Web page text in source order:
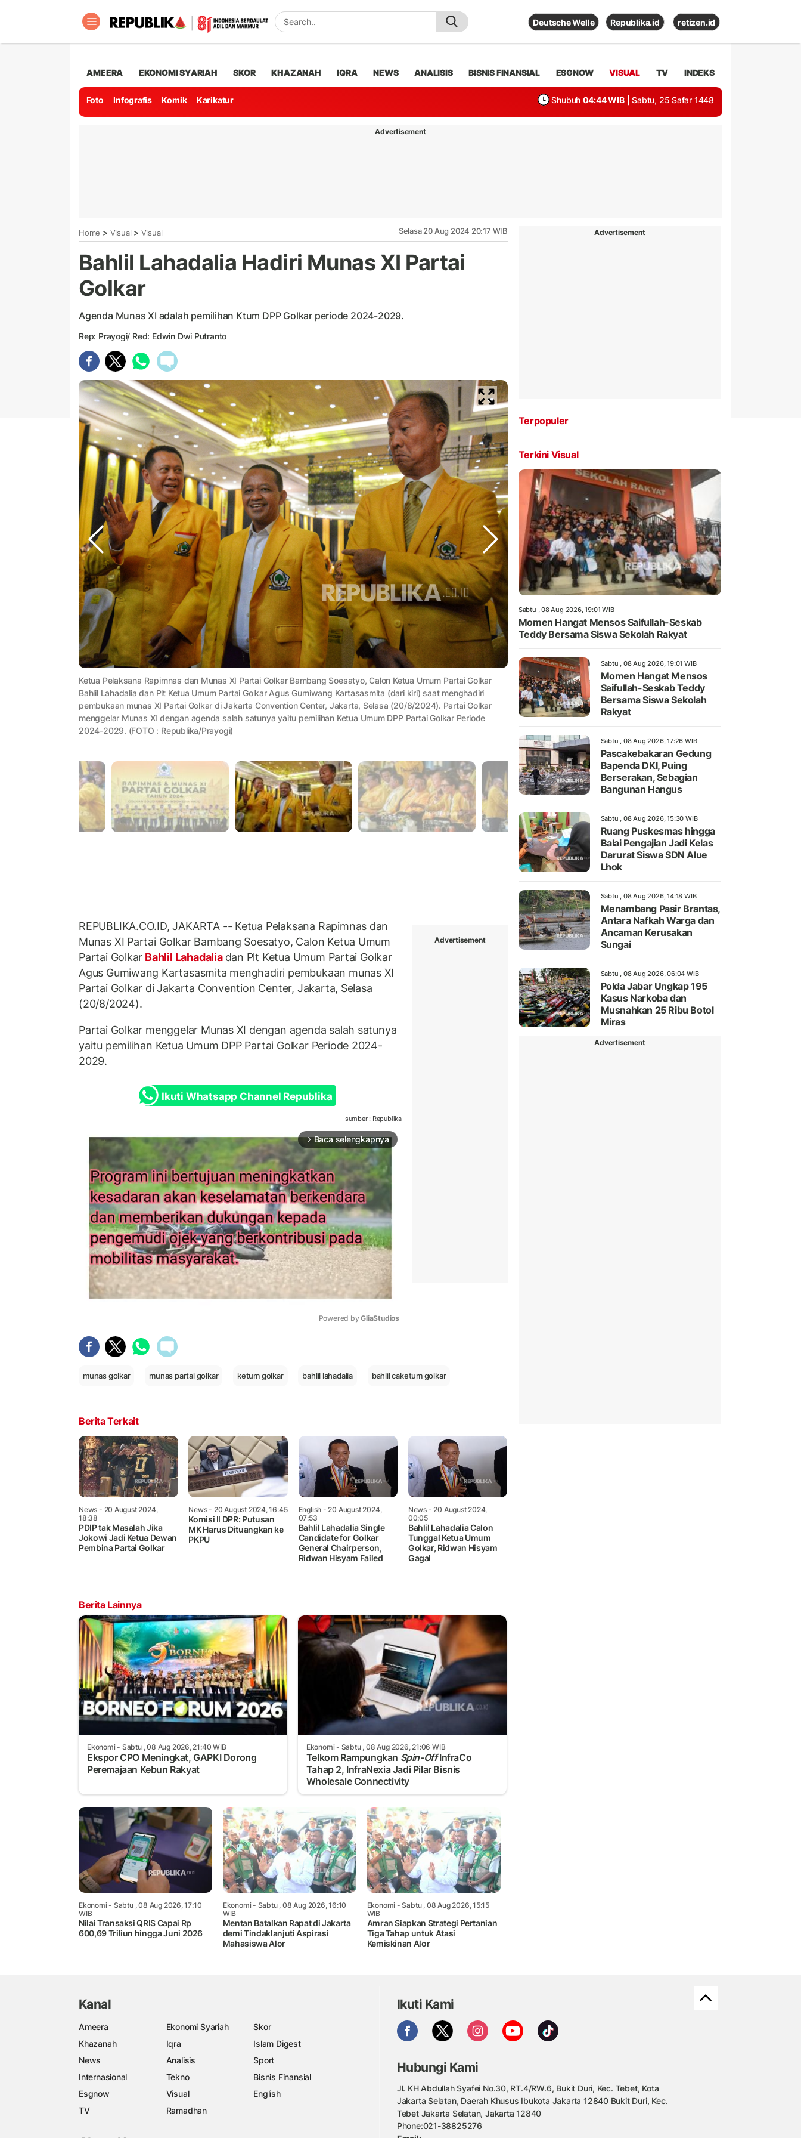
Deutsche Welle Republika.id retizen.id
AMEERA EKONOMI SYARIAH SKOR KHAZANAH IQRA NEWS ANALISIS BISNIS FINANSIAL ESGNOW VISUAL TV INDEKS
Foto Infografis Komik Karikatur Shubuh 04:44 WIB | Sabtu, 25 Safar 1448
Advertisement
Home > Visual > Visual Selasa 20 Aug 2024 20:17 WIB
Bahlil Lahadalia Hadiri Munas XI Partai
Golkar
Agenda Munas XI adalah pemilihan Ktum DPP Golkar periode 2024-2029.
Rep: Prayogi/ Red: Edwin Dwi Putranto
Ketua Pelaksana Rapimnas dan Munas XI Partai Golkar Bambang Soesatyo, Calon Ketua Umum Partai Golkar
Bahlil Lahadalia dan Plt Ketua Umum Partai Golkar Agus Gumiwang Kartasasmita (dari kiri) saat menghadiri
pembukaan munas XI Partai Golkar di Jakarta Convention Center, Jakarta, Selasa (20/8/2024). Partai Golkar
menggelar Munas XI dengan agenda salah satunya yaitu pemilihan Ketua Umum DPP Partai Golkar Periode
2024-2029. (FOTO : Republika/Prayogi)
REPUBLIKA.CO.ID, JAKARTA -- Ketua Pelaksana Rapimnas dan
Munas XI Partai Golkar Bambang Soesatyo, Calon Ketua Umum
Partai Golkar Bahlil Lahadalia dan Plt Ketua Umum Partai Golkar
Agus Gumiwang Kartasasmita menghadiri pembukaan munas XI
Partai Golkar di Jakarta Convention Center, Jakarta, Selasa
(20/8/2024).
Partai Golkar menggelar Munas XI dengan agenda salah satunya
yaitu pemilihan Ketua Umum DPP Partai Golkar Periode 2024-
2029.
Ikuti Whatsapp Channel Republika
sumber : Republika
arrow_forward_ios Baca selengkapnya
Powered by GliaStudios
Advertisement
munas golkar munas partai golkar ketum golkar bahlil lahadalia bahlil caketum golkar
Berita Terkait
News - 20 August 2024,
18:38
PDIP tak Masalah Jika
Jokowi Jadi Ketua Dewan
Pembina Partai Golkar
News- 20 August 2024, 16:45
Komisi II DPR: Putusan
MK Harus Dituangkan ke
PKPU
English - 20 August 2024,
07:53
Bahlil Lahadalia Single
Candidate for Golkar
General Chairperson,
Ridwan Hisyam Failed
News - 20 August 2024,
00:05
Bahlil Lahadalia Calon
Tunggal Ketua Umum
Golkar, Ridwan Hisyam
Gagal
Berita Lainnya
Ekonomi- Sabtu , 08 Aug 2026, 21:40 WIB
Ekspor CPO Meningkat, GAPKI Dorong
Peremajaan Kebun Rakyat
Ekonomi- Sabtu , 08 Aug 2026, 21:06 WIB
Telkom Rampungkan Spin-OffInfraCo
Tahap 2, InfraNexia Jadi Pilar Bisnis
Wholesale Connectivity
Ekonomi- Sabtu , 08 Aug 2026, 17:10
WIB
Nilai Transaksi QRIS Capai Rp
600,69 Triliun hingga Juni 2026
Ekonomi- Sabtu , 08 Aug 2026, 16:10
WIB
Mentan Batalkan Rapat di Jakarta
demi Tindaklanjuti Aspirasi
Mahasiswa Alor
Ekonomi - Sabtu , 08 Aug 2026, 15:15
WIB
Amran Siapkan Strategi Pertanian
Tiga Tahap untuk Atasi
Kemiskinan Alor
Advertisement
Terpopuler
Terkini Visual
Sabtu , 08 Aug 2026, 19:01 WIB
Momen Hangat Mensos Saifullah-Seskab
Teddy Bersama Siswa Sekolah Rakyat
Sabtu , 08 Aug 2026, 19:01 WIB
Momen Hangat Mensos
Saifullah-Seskab Teddy
Bersama Siswa Sekolah
Rakyat
Sabtu , 08 Aug 2026, 17:26 WIB
Pascakebakaran Gedung
Bapenda DKI, Puing
Berserakan, Sebagian
Bangunan Hangus
Sabtu , 08 Aug 2026, 15:30 WIB
Ruang Puskesmas hingga
Balai Pengajian Jadi Kelas
Darurat Siswa SDN Alue
Lhok
Sabtu , 08 Aug 2026, 14:18 WIB
Menambang Pasir Brantas,
Antara Nafkah Warga dan
Ancaman Kerusakan
Sungai
Sabtu , 08 Aug 2026, 06:04 WIB
Polda Jabar Ungkap 195
Kasus Narkoba dan
Musnahkan 25 Ribu Botol
Miras
Advertisement
Kanal
Ameera Ekonomi Syariah
Skor
Khazanah
Iqra
Islam Digest
News
Analisis
Sport
Internasional
Tekno
Bisnis Finansial
Esgnow
Visual
English
TV
Ramadhan
Ikuti Kami
Hubungi Kami
Jl. KH Abdullah Syafei No.30, RT.4/RW.6, Bukit Duri, Kec. Tebet, Kota
Jakarta Selatan, Daerah Khusus Ibukota Jakarta 12840 Bukit Duri, Kec.
Tebet Jakarta Selatan, Jakarta 12840
Phone:021-38825276